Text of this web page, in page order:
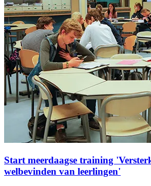
Start meerdaagse training
welbevinden van leerlingen'